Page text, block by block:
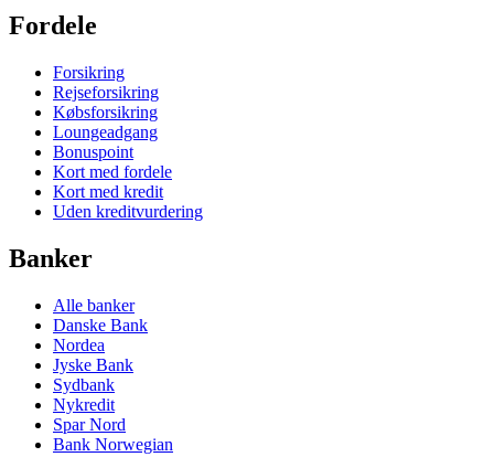
Fordele
Forsikring
Rejseforsikring
Købsforsikring
Loungeadgang
Bonuspoint
Kort med fordele
Kort med kredit
Uden kreditvurdering
Banker
Alle banker
Danske Bank
Nordea
Jyske Bank
Sydbank
Nykredit
Spar Nord
Bank Norwegian